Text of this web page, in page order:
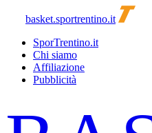
basket.sportrentino.it
SporTrentino.it
Chi siamo
Affiliazione
Pubblicità